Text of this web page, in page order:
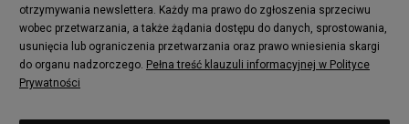
otrzymywania newslettera. Każdy ma prawo do zgłoszenia sprzeciwu
wobec przetwarzania, a także żądania dostępu do danych, sprostowania,
usunięcia lub ograniczenia przetwarzania oraz prawo wniesienia skargi
do organu nadzorczego. Pełna treść klauzuli informacyjnej w Polityce
Prywatności